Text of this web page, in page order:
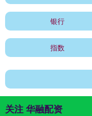
银行
指数
关注 华融配资